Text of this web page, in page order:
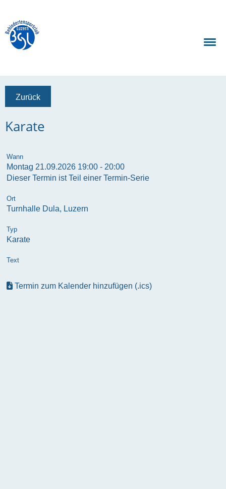
Zurück
Karate
Wann
Montag 21.09.2026 19:00 - 20:00
Dieser Termin ist Teil einer Termin-Serie
Ort
Turnhalle Dula, Luzern
Typ
Karate
Text
Termin zum Kalender hinzufügen (.ics)